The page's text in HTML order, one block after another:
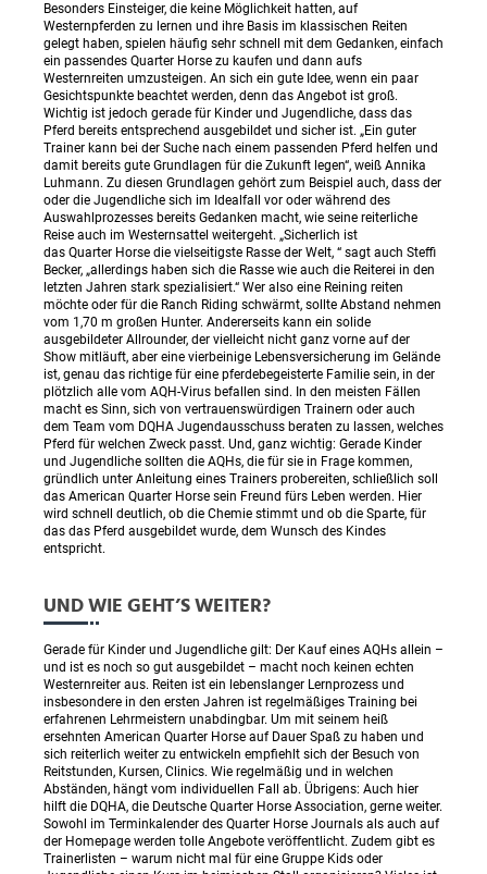
Besonders Einsteiger, die keine Möglichkeit hatten, auf
Westernpferden zu lernen und ihre Basis im klassischen Reiten
gelegt haben, spielen häufig sehr schnell mit dem Gedanken, einfach
ein passendes Quarter Horse zu kaufen und dann aufs
Westernreiten umzusteigen. An sich ein gute Idee, wenn ein paar
Gesichtspunkte beachtet werden, denn das Angebot ist groß.
Wichtig ist jedoch gerade für Kinder und Jugendliche, dass das
Pferd bereits entsprechend ausgebildet und sicher ist. „Ein guter
Trainer kann bei der Suche nach einem passenden Pferd helfen und
damit bereits gute Grundlagen für die Zukunft legen“, weiß Annika
Luhmann. Zu diesen Grundlagen gehört zum Beispiel auch, dass der
oder die Jugendliche sich im Idealfall vor oder während des
Auswahlprozesses bereits Gedanken macht, wie seine reiterliche
Reise auch im Westernsattel weitergeht. „Sicherlich ist
das Quarter Horse die vielseitigste Rasse der Welt, “ sagt auch Steffi
Becker, „allerdings haben sich die Rasse wie auch die Reiterei in den
letzten Jahren stark spezialisiert.“ Wer also eine Reining reiten
möchte oder für die Ranch Riding schwärmt, sollte Abstand nehmen
vom 1,70 m großen Hunter. Andererseits kann ein solide
ausgebildeter Allrounder, der vielleicht nicht ganz vorne auf der
Show mitläuft, aber eine vierbeinige Lebensversicherung im Gelände
ist, genau das richtige für eine pferdebegeisterte Familie sein, in der
plötzlich alle vom AQH-Virus befallen sind. In den meisten Fällen
macht es Sinn, sich von vertrauenswürdigen Trainern oder auch
dem Team vom DQHA Jugendausschuss beraten zu lassen, welches
Pferd für welchen Zweck passt. Und, ganz wichtig: Gerade Kinder
und Jugendliche sollten die AQHs, die für sie in Frage kommen,
gründlich unter Anleitung eines Trainers probereiten, schließlich soll
das American Quarter Horse sein Freund fürs Leben werden. Hier
wird schnell deutlich, ob die Chemie stimmt und ob die Sparte, für
das das Pferd ausgebildet wurde, dem Wunsch des Kindes
entspricht.
UND WIE GEHT’S WEITER?
Gerade für Kinder und Jugendliche gilt: Der Kauf eines AQHs allein –
und ist es noch so gut ausgebildet – macht noch keinen echten
Westernreiter aus. Reiten ist ein lebenslanger Lernprozess und
insbesondere in den ersten Jahren ist regelmäßiges Training bei
erfahrenen Lehrmeistern unabdingbar. Um mit seinem heiß
ersehnten American Quarter Horse auf Dauer Spaß zu haben und
sich reiterlich weiter zu entwickeln empfiehlt sich der Besuch von
Reitstunden, Kursen, Clinics. Wie regelmäßig und in welchen
Abständen, hängt vom individuellen Fall ab. Übrigens: Auch hier
hilft die DQHA, die Deutsche Quarter Horse Association, gerne weiter.
Sowohl im Terminkalender des Quarter Horse Journals als auch auf
der Homepage werden tolle Angebote veröffentlicht. Zudem gibt es
Trainerlisten – warum nicht mal für eine Gruppe Kids oder